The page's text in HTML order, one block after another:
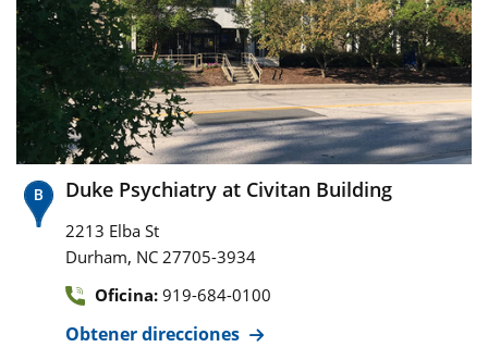
Duke Psychiatry at Civitan Building
2213 Elba St
Durham, NC 27705-3934
Oficina: 919-684-0100
Obtener direcciones